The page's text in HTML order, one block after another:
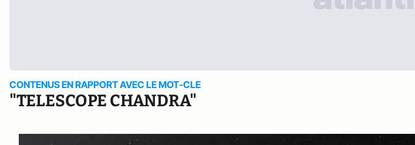
CONTENUS EN RAPPORT AVEC LE MOT-CLE
"TELESCOPE CHANDRA"